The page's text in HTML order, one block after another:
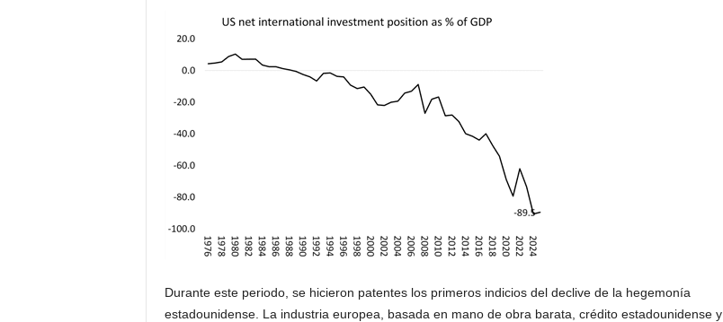
Durante este periodo, se hicieron patentes los primeros indicios del declive de la hegemonía
estadounidense. La industria europea, basada en mano de obra barata, crédito estadounidense y